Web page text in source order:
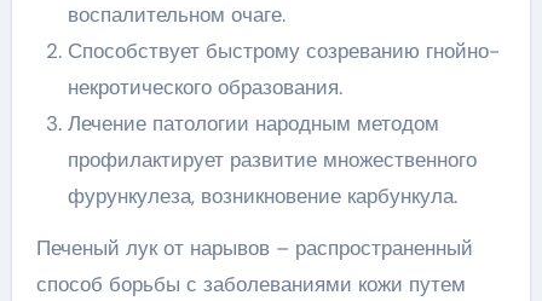
воспалительном очаге.
Способствует быстрому созреванию гнойно-
некротического образования.
Лечение патологии народным методом
профилактирует развитие множественного
фурункулеза, возникновение карбункула.
Печеный лук от нарывов – распространенный
способ борьбы с заболеваниями кожи путем